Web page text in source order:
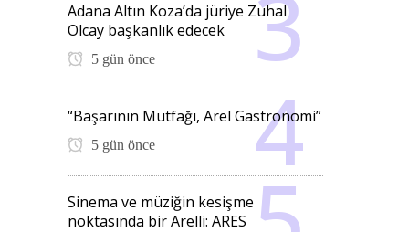
Adana Altın Koza’da jüriye Zuhal
Olcay başkanlık edecek
5 gün önce
“Başarının Mutfağı, Arel Gastronomi”
5 gün önce
Sinema ve müziğin kesişme
noktasında bir Arelli: ARES